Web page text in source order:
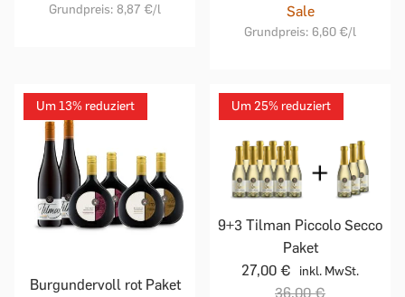
Grundpreis: 8,87 €/l
Sale
Grundpreis: 6,60 €/l
Um 13% reduziert
Burgundervoll rot Paket
Um 25% reduziert
9+3 Tilman Piccolo Secco
Paket
27,00 €
inkl. MwSt.
36,00 €